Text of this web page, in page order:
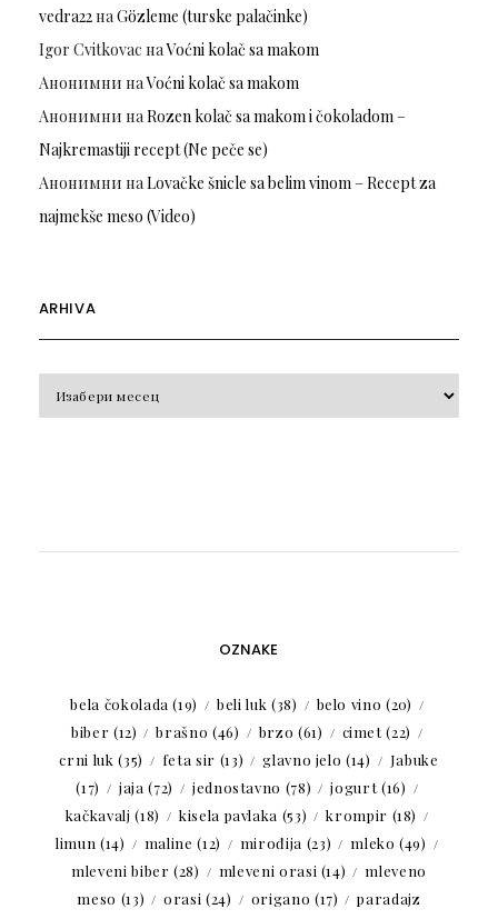
vedra22наGözleme (turske palačinke)
Igor Cvitkovac наVoćni kolač sa makom
Анонимни наVoćni kolač sa makom
Анонимни наRozen kolač sa makom i čokoladom –
Najkremastiji recept (Ne peče se)
Анонимни наLovačke šnicle sa belim vinom – Recept za
najmekše meso (Video)
ARHIVA
OZNAKE
bela čokolada (19) beli luk (38) belo vino (20)
biber (12) brašno (46) brzo (61) cimet(22)
crni luk (35) feta sir (13) glavno jelo (14)
Jabuke
(17)
jaja (72) jednostavno (78) jogurt(16)
kačkavalj (18) kisela pavlaka (53) krompir (18)
limun (14) maline (12) mirođija (23) mleko (49)
mleveni biber (28) mleveni orasi (14)
mleveno
meso (13) orasi (24) origano (17)
paradajz